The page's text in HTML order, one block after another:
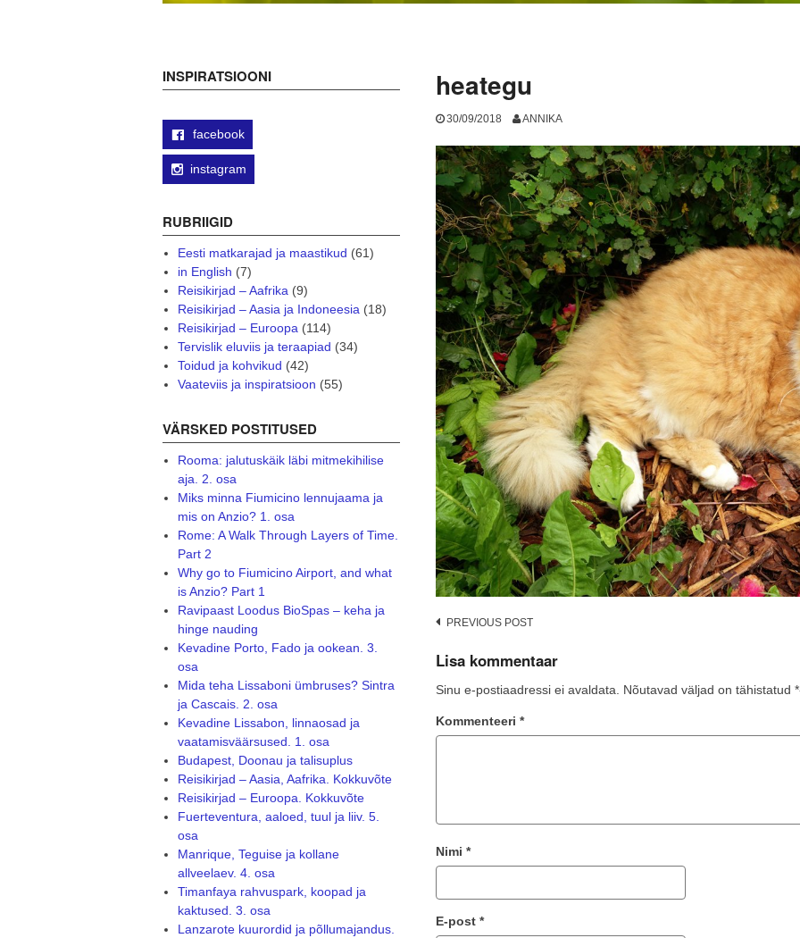
heategu
30/09/2018 ANNIKA
Post
navigation
PREVIOUS POST
Lisa kommentaar
Sinu e-postiaadressi ei avaldata. Nõutavad väljad on tähistatud *
Kommenteeri *
Nimi *
E-post *
INSPIRATSIOONI
facebook
instagram
RUBRIIGID
Eesti matkarajad ja maastikud (61)
in English (7)
Reisikirjad – Aafrika(9)
Reisikirjad – Aasia ja Indoneesia(18)
Reisikirjad – Euroopa(114)
Tervislik eluviis ja teraapiad (34)
Toidud ja kohvikud (42)
Vaateviis ja inspiratsioon (55)
VÄRSKED POSTITUSED
Rooma: jalutuskäik läbi mitmekihilise
aja. 2. osa
Miks minna Fiumicino lennujaama ja
mis on Anzio? 1. osa
Rome: A Walk Through Layers of Time.
Part 2
Why go to Fiumicino Airport, and what
is Anzio? Part 1
Ravipaast Loodus BioSpas – keha ja
hinge nauding
Kevadine Porto, Fado ja ookean. 3.
osa
Mida teha Lissaboni ümbruses? Sintra
ja Cascais. 2. osa
Kevadine Lissabon, linnaosad ja
vaatamisväärsused. 1. osa
Budapest, Doonau ja talisuplus
Reisikirjad – Aasia, Aafrika. Kokkuvõte
Reisikirjad – Euroopa. Kokkuvõte
Fuerteventura, aaloed, tuul ja liiv. 5.
osa
Manrique, Teguise ja kollane
allveelaev. 4. osa
Timanfaya rahvuspark, koopad ja
kaktused. 3. osa
Lanzarote kuurordid ja põllumajandus.